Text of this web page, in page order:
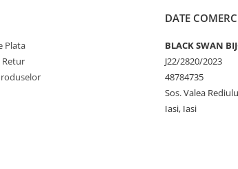
Plata
Retur
DATE
BLACK SWAN
J22/2820/2023
48784735
Sos. Valea
Iasi, Iasi